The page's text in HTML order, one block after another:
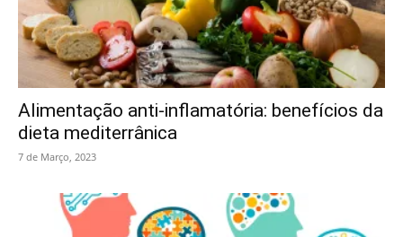
Alimentação anti-inflamatória: benefícios da
dieta mediterrânica
7 de Março, 2023